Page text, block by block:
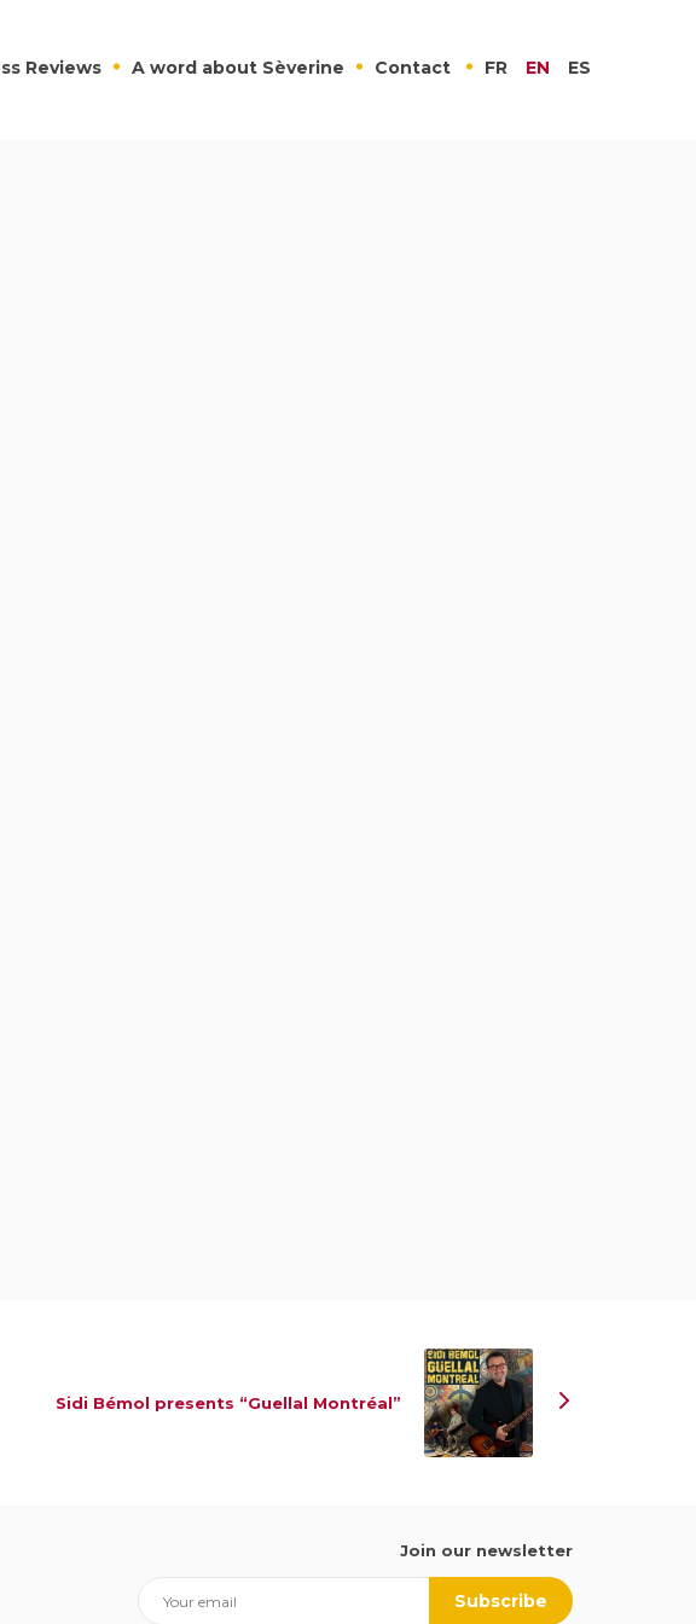
Reviews A word about Sèverine Contact FR EN ES
Sidi Bémol presents “Guellal Montréal”
Join our newsletter
Subscribe